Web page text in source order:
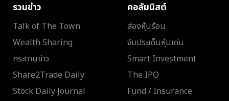
รวมข่าว
Talk of The Town
Wealth Sharing
กระดานข่าว
Share2Trade Daily
Stock Daily Journal
คอลัมนิสต์
ส่องหุ้นร้อน
จับประเด็นหุ้นเด่น
Smart Investment
The IPO
Fund / Insurance